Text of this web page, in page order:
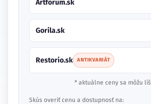
Artforum.sk
Gorila.sk
Restorio.sk ANTIKVARIÁT
* aktuálne ceny sa môžu
Skús overiť cenu a dostupnosť na: